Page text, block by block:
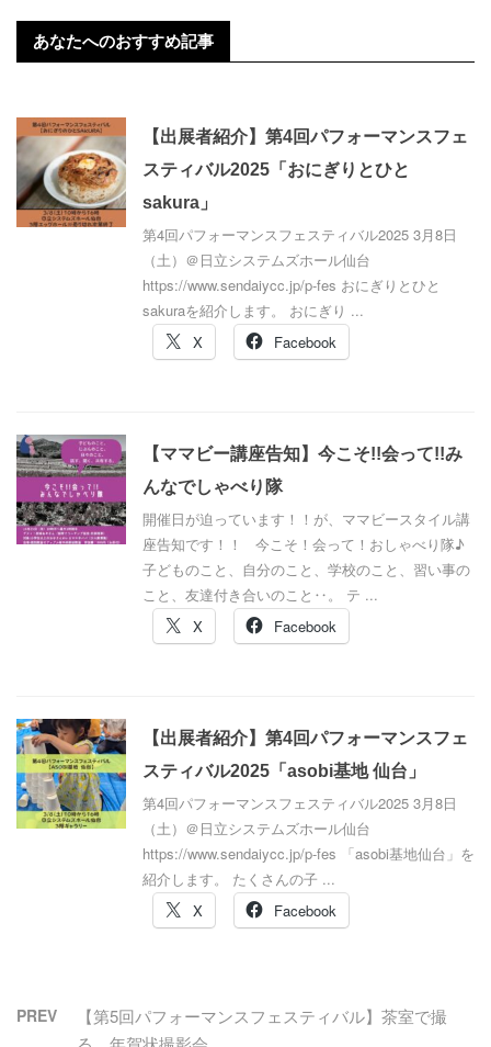
あなたへのおすすめ記事
【出展者紹介】第4回パフォーマンスフェ
スティバル2025「おにぎりとひと
sakura」
第4回パフォーマンスフェスティバル2025 3月8日
（土）＠日立システムズホール仙台
https://www.sendaiycc.jp/p-fes おにぎりとひと
sakuraを紹介します。 おにぎり ...
X
Facebook
【ママビー講座告知】今こそ!!会って!!み
んなでしゃべり隊
開催日が迫っています！！が、ママビースタイル講
座告知です！！ 今こそ！会って！おしゃべり隊♪
子どものこと、自分のこと、学校のこと、習い事の
こと、友達付き合いのこと‥。 テ ...
X
Facebook
【出展者紹介】第4回パフォーマンスフェ
スティバル2025「asobi基地 仙台」
第4回パフォーマンスフェスティバル2025 3月8日
（土）＠日立システムズホール仙台
https://www.sendaiycc.jp/p-fes 「asobi基地仙台」を
紹介します。 たくさんの子 ...
X
Facebook
PREV
【第5回パフォーマンスフェスティバル】茶室で撮